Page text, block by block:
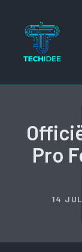
inhoud
Pro
14